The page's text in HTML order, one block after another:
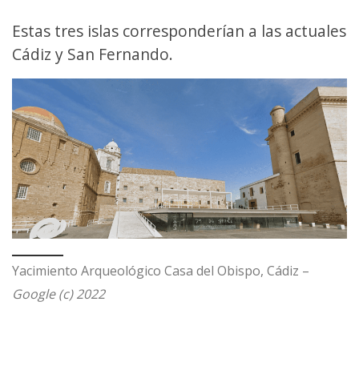
Estas tres islas corresponderían a las actuales
Cádiz y San Fernando.
Yacimiento Arqueológico Casa del Obispo, Cádiz –
Google (c) 2022